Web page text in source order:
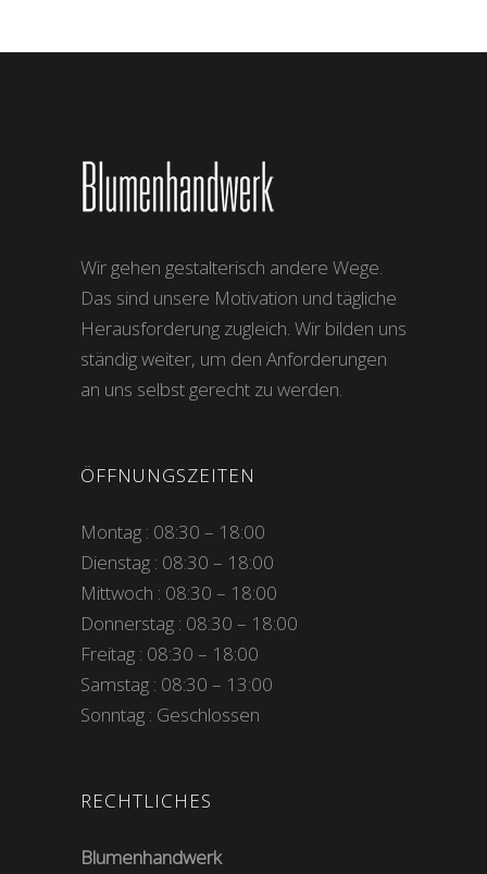
Wir gehen gestalterisch andere Wege.
Das sind unsere Motivation und tägliche
Herausforderung zugleich. Wir bilden uns
ständig weiter, um den Anforderungen
an uns selbst gerecht zu werden.
ÖFFNUNGSZEITEN
Montag : 08:30 – 18:00
Dienstag : 08:30 – 18:00
Mittwoch : 08:30 – 18:00
Donnerstag : 08:30 – 18:00
Freitag : 08:30 – 18:00
Samstag : 08:30 – 13:00
Sonntag : Geschlossen
RECHTLICHES
Blumenhandwerk